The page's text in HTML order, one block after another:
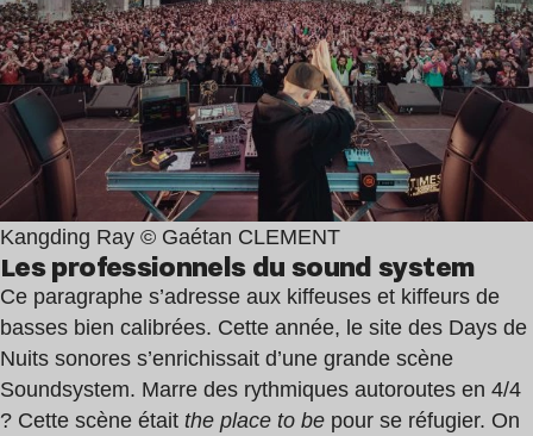
Kangding Ray © Gaétan CLEMENT
Les professionnels du sound system
Ce paragraphe s’adresse aux kiffeuses et kiffeurs de
basses bien calibrées. Cette année, le site des Days de
Nuits sonores s’enrichissait d’une grande scène
Soundsystem. Marre des rythmiques autoroutes en 4/4
? Cette scène était the place to be pour se réfugier. On